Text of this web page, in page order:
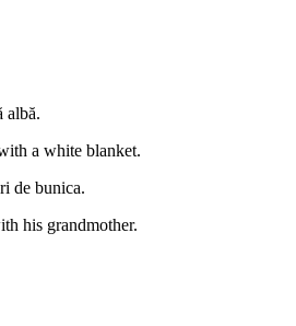
albă.
a white blanket.
de bunica.
his grandmother.